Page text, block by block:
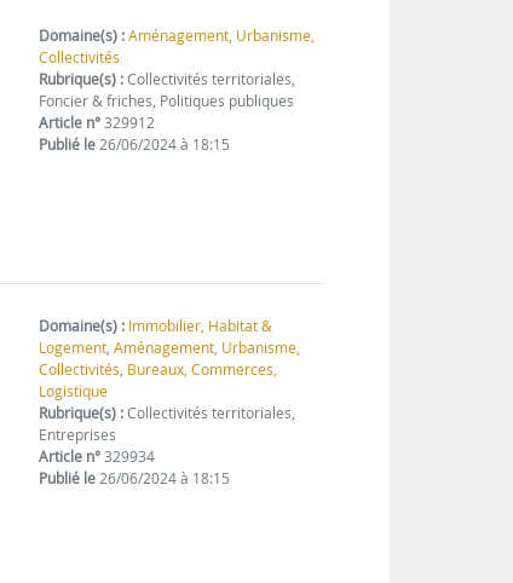
Domaine(s) : Aménagement, Urbanisme,
Collectivités
Rubrique(s) :Collectivités territoriales,
Foncier & friches, Politiques publiques
Article n°329912
Publié le26/06/2024 à 18:15
Domaine(s) : Immobilier, Habitat &
Logement,Aménagement, Urbanisme,
Collectivités, Bureaux, Commerces,
Logistique
Rubrique(s) :Collectivités territoriales,
Entreprises
Article n°329934
Publié le26/06/2024 à 18:15